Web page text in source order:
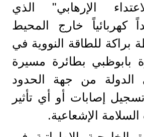
الإرهابي" الذي
كهربائياً خارج المحيط
براكة للطاقة النووية في
بابوظبي بطائرة مسيرة
من جهة الحدود
إصابات أو أي تأثير
الإشعاعية.